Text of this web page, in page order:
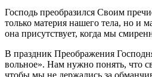
Господь преобразился Своим
только материя нашего тела, но
она присутствует, когда мы
В праздник Преображения
вольное». Нам нужно понять, что
чтобы мы не держались за